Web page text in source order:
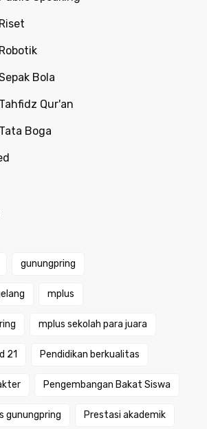
Bola
Qur'an
Boga
gunungpring
mplus
mplus sekolah para juara
21 Pendidikan berkualitas
Pengembangan Bakat Siswa
gunungpring Prestasi akademik